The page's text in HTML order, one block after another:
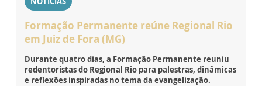
Formação Permanente reúne Regional Rio
em Juiz de Fora (MG)
Durante quatro dias, a Formação Permanente reuniu
redentoristas do Regional Rio para palestras, dinâmicas
e reflexões inspiradas no tema da evangelização.